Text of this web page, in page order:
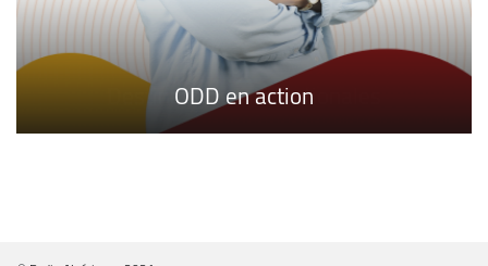
Destinations internationales
ODD en action
FOCUS